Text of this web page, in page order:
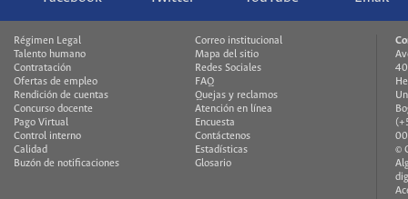
Régimen Legal
Talento humano
Contratación
Ofertas de empleo
Rendición de cuentas
Concurso docente
Pago Virtual
Control interno
Calidad
Buzón de notificaciones
Correo institucional
Mapa del sitio
Redes Sociales
FAQ
Quejas y reclamos
Atención en línea
Encuesta
Contáctenos
Estadísticas
Glosario
©